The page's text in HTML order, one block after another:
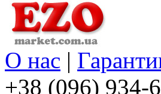
О нас |
+38 (096) 934-